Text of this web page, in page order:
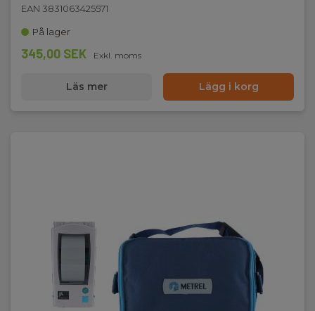
EAN 3831063425571
På lager
345,00 SEK Exkl. moms
Läs mer Lägg i korg